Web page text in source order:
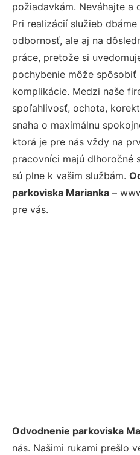
požiadavkám. Neváhajte a
Pri realizácií služieb
odbornosť, ale aj na
práce, pretože si
pochybenie môže
komplikácie. Medzi naše
spoľahlivosť, ochota,
snaha o maximálnu
ktorá je pre nás vždy na
pracovníci majú dlhoročné
sú plne k vašim službám.
parkoviska Marianka –
pre vás.
Odvodnenie parkoviska
nás. Našimi rukami prešlo